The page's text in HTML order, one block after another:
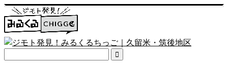
